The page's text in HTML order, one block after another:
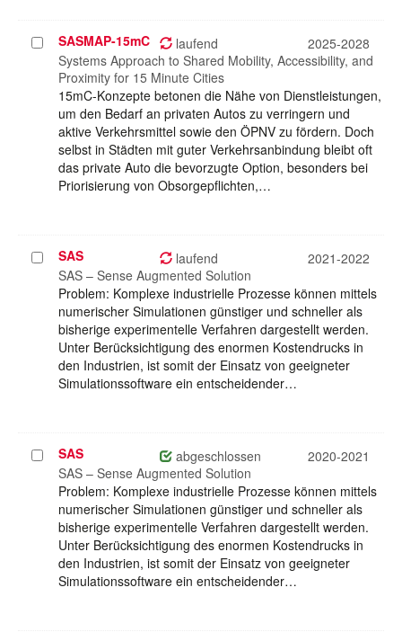
Projekt
auswählen
SASMAP-15mC laufend
2025-2028
Systems Approach to Shared Mobility, Accessibility, and
Proximity for 15 Minute Cities
15mC-Konzepte betonen die Nähe von Dienstleistungen,
um den Bedarf an privaten Autos zu verringern und
aktive Verkehrsmittel sowie den ÖPNV zu fördern. Doch
selbst in Städten mit guter Verkehrsanbindung bleibt oft
das private Auto die bevorzugte Option, besonders bei
Priorisierung von Obsorgepflichten,…
Projekt
auswählen
SAS laufend
2021-2022
SAS – Sense Augmented Solution
Problem: Komplexe industrielle Prozesse können mittels
numerischer Simulationen günstiger und schneller als
bisherige experimentelle Verfahren dargestellt werden.
Unter Berücksichtigung des enormen Kostendrucks in
den Industrien, ist somit der Einsatz von geeigneter
Simulationssoftware ein entscheidender…
Projekt
auswählen
SAS abgeschlossen
2020-2021
SAS – Sense Augmented Solution
Problem: Komplexe industrielle Prozesse können mittels
numerischer Simulationen günstiger und schneller als
bisherige experimentelle Verfahren dargestellt werden.
Unter Berücksichtigung des enormen Kostendrucks in
den Industrien, ist somit der Einsatz von geeigneter
Simulationssoftware ein entscheidender…